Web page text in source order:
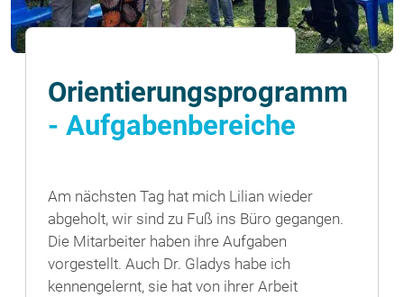
Orientierungsprogramm
- Aufgabenbereiche
Am nächsten Tag hat mich Lilian wieder
abgeholt, wir sind zu Fuß ins Büro gegangen.
Die Mitarbeiter haben ihre Aufgaben
vorgestellt. Auch Dr. Gladys habe ich
kennengelernt, sie hat von ihrer Arbeit